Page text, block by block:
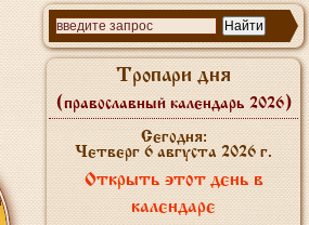
Тропари дня
(православный календарь 2026)
Сегодня:
Четверг 6 августа 2026 г.
Открыть этот день в
календаре